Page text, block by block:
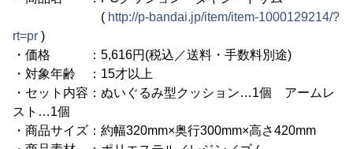
( http://p-bandai.jp/item/item-1000129214/?
rt=pr )
・価格 ：5,616円(税込／送料・手数料別途)
・対象年齢 ：15才以上
・セット内容：ぬいぐるみ型クッション…1個 アームレ
スト…1個
・商品サイズ：約幅320mm×奥行300mm×高さ420mm